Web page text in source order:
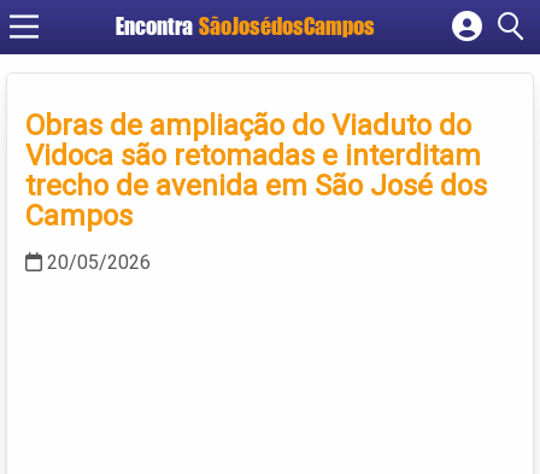
Encontra SãoJosédosCampos
Cadastrar empresa
Criar conta
Obras de ampliação do Viaduto do
Vidoca são retomadas e interditam
trecho de avenida em São José dos
Campos
20/05/2026